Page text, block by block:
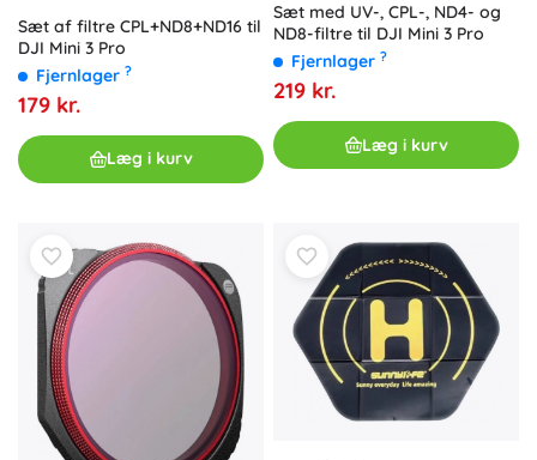
Sæt af filtre CPL+ND8+ND16 til
DJI Mini 3 Pro
Fjernlager ?
179 kr.
Læg i kurv
Sæt med UV-, CPL-, ND4- og
ND8-filtre til DJI Mini 3 Pro
Fjernlager ?
219 kr.
Læg i kurv